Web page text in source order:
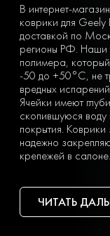
В интернет-
коврики для
доставкой по
регионы РФ. Наши
полимера,
-50 до +50°С, не
вредных
Ячейки имеют
скопившуюся воду
покрытия.
надежно
крепежей в
достаточно
дворового шланга.
ЧИТАТЬ